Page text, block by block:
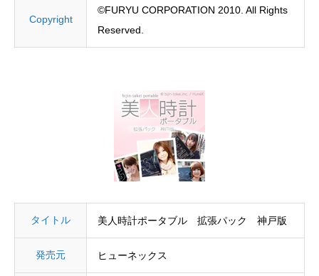
Copyright
©FURYU CORPORATION 2010. All Rights
Reserved.
タイトル 美人時計ポータブル 拡張パック 神戸版
発売元 ヒューネックス